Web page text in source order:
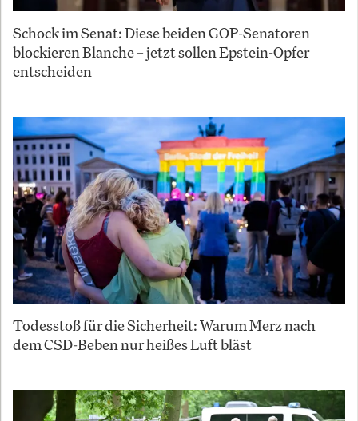
Schock im Senat: Diese beiden GOP-Senatoren
blockieren Blanche – jetzt sollen Epstein-Opfer
entscheiden
Todesstoß für die Sicherheit: Warum Merz nach
dem CSD-Beben nur heißes Luft bläst